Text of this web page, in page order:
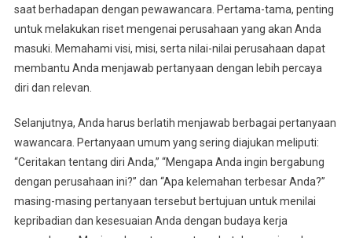
saat berhadapan dengan pewawancara. Pertama-tama, penting
untuk melakukan riset mengenai perusahaan yang akan Anda
masuki. Memahami visi, misi, serta nilai-nilai perusahaan dapat
membantu Anda menjawab pertanyaan dengan lebih percaya
diri dan relevan.
Selanjutnya, Anda harus berlatih menjawab berbagai pertanyaan
wawancara. Pertanyaan umum yang sering diajukan meliputi:
“Ceritakan tentang diri Anda,” “Mengapa Anda ingin bergabung
dengan perusahaan ini?” dan “Apa kelemahan terbesar Anda?”
masing-masing pertanyaan tersebut bertujuan untuk menilai
kepribadian dan kesesuaian Anda dengan budaya kerja